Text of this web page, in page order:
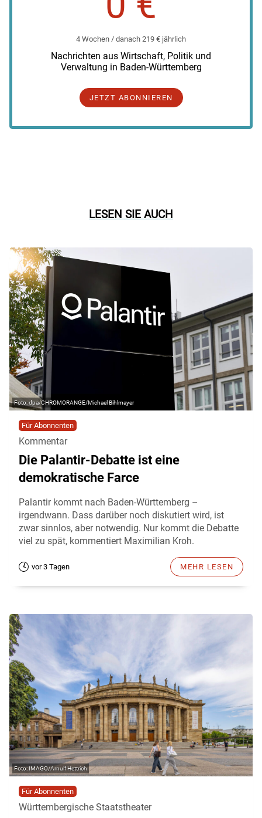
4 Wochen / danach 219 € jährlich
Nachrichten aus Wirtschaft, Politik und
Verwaltung in Baden-Württemberg
JETZT ABONNIEREN
LESEN SIE AUCH
dpa/CHROMORANGE/Michael Bihlmayer
Für Abonnenten
Kommentar
Die Palantir-Debatte ist eine
demokratische Farce
Palantir kommt nach Baden-Württemberg –
irgendwann. Dass darüber noch diskutiert wird, ist
zwar sinnlos, aber notwendig. Nur kommt die Debatte
viel zu spät, kommentiert Maximilian Kroh.
vor 3 Tagen MEHR LESEN
IMAGO/Arnulf Hettrich
Für Abonnenten
Württembergische Staatstheater